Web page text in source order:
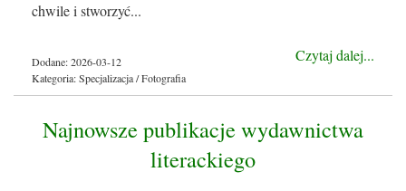
chwile i stworzyć...
Czytaj dalej...
Dodane: 2026-03-12
Kategoria: Specjalizacja / Fotografia
Najnowsze publikacje wydawnictwa
literackiego